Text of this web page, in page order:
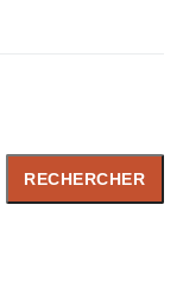
RECHERCHER